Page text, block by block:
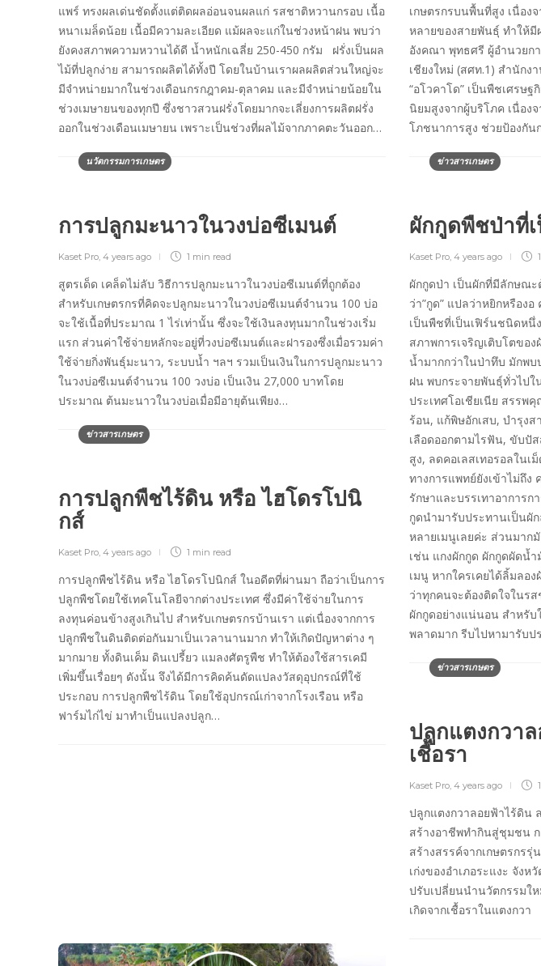
แพร์ ทรงผลเด่นชัดตั้งแต่ติดผลอ่อนจนผลแก่ รสชาติหวานกรอบ เนื้อ
หนาเมล็ดน้อย เนื้อมีความละเอียด แม้ผลจะแก่ในช่วงหน้าฝน พบว่า
ยังคงสภาพความหวานได้ดี น้ำหนักเฉลี่ย 250-450 กรัม ฝรั่งเป็นผล
ไม้ที่ปลูกง่าย สามารถผลิตได้ทั้งปี โดยในบ้านเราผลผลิตส่วนใหญ่จะ
มีจำหน่ายมากในช่วงเดือนกรกฎาคม-ตุลาคม และมีจำหน่ายน้อยใน
ช่วงเมษายนของทุกปี ซึ่งชาวสวนฝรั่งโดยมากจะเลี่ยงการผลิตฝรั่ง
ออกในช่วงเดือนเมษายน เพราะเป็นช่วงที่ผลไม้จากภาคตะวันออก…
เกษตรกรบนพื้นที่สูง เนื่อง
หลายของสายพันธุ์ ทำให้มี
อังคณา พุทธศรี ผู้อำนวยก
เชียงใหม่ (สศท.1) สำนักง
“อโวคาโด” เป็นพืชเศรษ
นิยมสูงจากผู้บริโภค เนื่อง
โภชนาการสูง ช่วยป้องกัน
นวัตกรรมการเกษตร
การปลูกมะนาวในวงบ่อซีเมนต์
Kaset Pro, 4 years ago 1 min read
สูตรเด็ด เคล็ดไม่ลับ วิธีการปลูกมะนาวในวงบ่อซีเมนต์ที่ถูกต้อง
สำหรับเกษตรกรที่คิดจะปลูกมะนาวในวงบ่อซีเมนต์จำนวน 100 บ่อ
จะใช้เนื้อที่ประมาณ 1 ไร่เท่านั้น ซึ่งจะใช้เงินลงทุนมากในช่วงเริ่ม
แรก ส่วนค่าใช้จ่ายหลักจะอยู่ที่วงบ่อซีเมนต์และฝารองซึ่งเมื่อรวมค่า
ใช้จ่ายกิ่งพันธุ์มะนาว, ระบบน้ำ ฯลฯ รวมเป็นเงินในการปลูกมะนาว
ในวงบ่อซีเมนต์จำนวน 100 วงบ่อ เป็นเงิน 27,000 บาทโดย
ประมาณ ต้นมะนาวในวงบ่อเมื่อมีอายุต้นเพียง…
ข่าวสารเกษตร
ผักกูดพืชป่าที่
Kaset Pro, 4 years ago
ผักกูดป่า เป็นผักที่มีลักษณะ
ว่า”กูด” แปลว่าหยิกหรือง
เป็นพืชที่เป็นเฟิร์นชนิดหนึ่
สภาพการเจริญเติบโตขอ
น้ำมากกว่าในป่าทึบ มักพบ
ฝน พบกระจายพันธุ์ทั่วไปใ
ประเทศโอเชียเนีย สรร
ร้อน, แก้พิษอักเสบ, บำรุง
เลือดออกตามไรฟัน, ขับปั
สูง, ลดคอเลสเทอรอลใน
ทางการแพทย์ยังเข้าไม่ถึ
รักษาและบรรเทาอาการ
กูดนำมารับประทานเป็นผั
หลายเมนูเลยค่ะ ส่วนมาก
เช่น แกงผักกูด ผักกูดผัดน้
เมนู หากใครเคยได้ลิ้มลอ
ว่าทุกคนจะต้องติดใจในร
ผักกูดอย่างแน่นอน สำหรับ
พลาดมาก รีบไปหามารับป
ข่าวสารเกษตร
การปลูกพืชไร้ดิน หรือ ไฮโดรโปนิ
กส์
Kaset Pro, 4 years ago 1 min read
การปลูกพืชไร้ดิน หรือ ไฮโดรโปนิกส์ ในอดีตที่ผ่านมา ถือว่าเป็นการ
ปลูกพืชโดยใช้เทคโนโลยีจากต่างประเทศ ซึ่งมีค่าใช้จ่ายในการ
ลงทุนค่อนข้างสูงเกินไป สำหรับเกษตรกรบ้านเรา แต่เนื่องจากการ
ปลูกพืชในดินติดต่อกันมาเป็นเวลานานมาก ทำให้เกิดปัญหาต่าง ๆ
มากมาย ทั้งดินเค็ม ดินเปรี้ยว แมลงศัตรูพืช ทำให้ต้องใช้สารเคมี
เพิ่มขึ้นเรื่อยๆ ดังนั้น จึงได้มีการคิดค้นดัดแปลงวัสดุอุปกรณ์ที่ใช้
ประกอบ การปลูกพืชไร้ดิน โดยใช้อุปกรณ์เก่าจากโรงเรือน หรือ
ฟาร์มไก่ไข่ มาทำเป็นแปลงปลูก…
ข่าวสารเกษตร
ปลูกแตงกวา
เชื้อรา
Kaset Pro, 4 years ago
ปลูกแตงกวาลอยฟ้าไร้ดิ
สร้างอาชีพทำกินสู่ชุมชน
สร้างสรรค์จากเกษตรกรรุ่
เก่งของอำเภอระแงะ จัง
ปรับเปลี่ยนนำนวัตกรรมใ
เกิดจากเชื้อราในแตงกว